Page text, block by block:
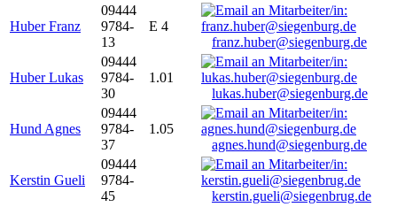
Huber Franz
09444
9784-
13
E 4
franz.huber@siegenburg.de
Huber Lukas
09444
9784-
30
1.01
lukas.huber@siegenburg.de
Hund Agnes
09444
9784-
37
1.05
agnes.hund@siegenburg.de
Kerstin Gueli
09444
9784-
45
kerstin.gueli@siegenbrug.de